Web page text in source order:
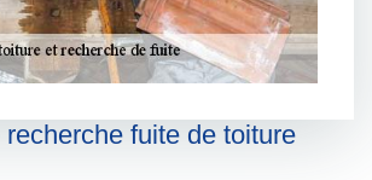
fuite de toiture